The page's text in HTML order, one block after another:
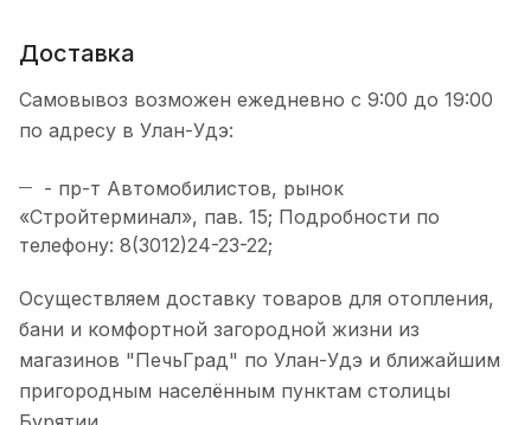
Доставка
Самовывоз возможен ежедневно с 9:00 до 19:00
по адресу в Улан-Удэ:
- пр-т Автомобилистов, рынок
«Стройтерминал», пав. 15; Подробности по
телефону: 8(3012)24-23-22;
Осуществляем доставку товаров для отопления,
бани и комфортной загородной жизни из
магазинов "ПечьГрад" по Улан-Удэ и ближайшим
пригородным населённым пунктам столицы